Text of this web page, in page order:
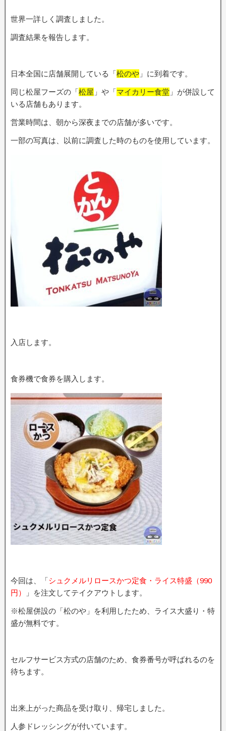
世界一詳しく調査しました。
調査結果を報告します。
日本全国に店舗展開している「松のや 」に到着です。
同じ松屋フーズの「松屋 」や「マイカリー食堂 」が併設して
いる店舗もあります。
営業時間は、朝から深夜までの店舗が多いです。
一部の写真は、以前に調査した時のものを使用しています。
入店します。
食券機で食券を購入します。
今回は、「シュクメルリロースかつ定食・ライス特盛（990
円）
」を注文してテイクアウトします。
※松屋併設の「松のや」を利用したため、ライス大盛り・特
盛が無料です。
セルフサービス方式の店舗のため、食券番号が呼ばれるのを
待ちます。
出来上がった商品を受け取り、帰宅しました。
人参ドレッシングが付いています。